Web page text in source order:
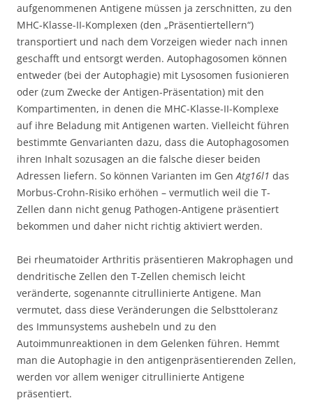
aufgenommenen Antigene müssen ja zerschnitten, zu den
MHC-Klasse-II-Komplexen (den „Präsentiertellern“)
transportiert und nach dem Vorzeigen wieder nach innen
geschafft und entsorgt werden. Autophagosomen können
entweder (bei der Autophagie) mit Lysosomen fusionieren
oder (zum Zwecke der Antigen-Präsentation) mit den
Kompartimenten, in denen die MHC-Klasse-II-Komplexe
auf ihre Beladung mit Antigenen warten. Vielleicht führen
bestimmte Genvarianten dazu, dass die Autophagosomen
ihren Inhalt sozusagen an die falsche dieser beiden
Adressen liefern. So können Varianten im Gen Atg16l1 das
Morbus-Crohn-Risiko erhöhen – vermutlich weil die T-
Zellen dann nicht genug Pathogen-Antigene präsentiert
bekommen und daher nicht richtig aktiviert werden.
Bei rheumatoider Arthritis präsentieren Makrophagen und
dendritische Zellen den T-Zellen chemisch leicht
veränderte, sogenannte citrullinierte Antigene. Man
vermutet, dass diese Veränderungen die Selbsttoleranz
des Immunsystems aushebeln und zu den
Autoimmunreaktionen in dem Gelenken führen. Hemmt
man die Autophagie in den antigenpräsentierenden Zellen,
werden vor allem weniger citrullinierte Antigene
präsentiert.